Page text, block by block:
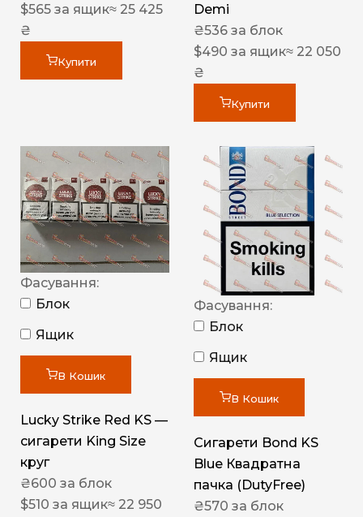
$565 за ящик≈ 25 425
₴
Купити
Demi
₴536 за блок
$490 за ящик≈ 22 050
₴
Купити
Фасування:
Блок
Ящик
В Кошик
Lucky Strike Red KS —
сигарети King Size
круг
₴600 за блок
$510 за ящик≈ 22 950
Фасування:
Блок
Ящик
В Кошик
Сигарети Bond KS
Blue Квадратна
пачка (DutyFree)
₴570 за блок